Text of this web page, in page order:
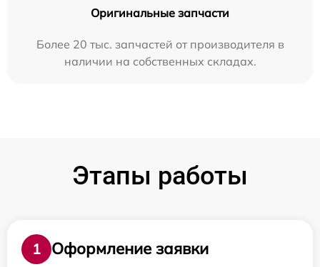
Оригинальные запчасти
Более 20 тыс. запчастей от производителя в
наличии на собственных складах.
Этапы работы
1
Оформление заявки